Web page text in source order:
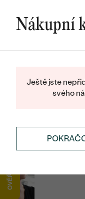
BLOGŠPERKY
ŠPERKYSYMBOLICKÉ
Nákupní
Ještě jste
svého